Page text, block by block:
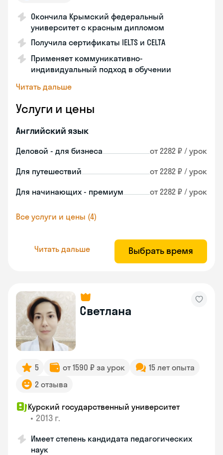
Окончила Крымский федеральный
университет с красным дипломом
Получила сертификаты IELTS и CELTA
Применяет коммуникативно-
индивидуальный подход в обучении
Читать дальше
Услуги и цены
Английский язык
Деловой - для бизнеса от 2282 ₽ / урок
Для путешествий от 2282 ₽ / урок
Для начинающих - премиум от 2282 ₽ / урок
Все услуги и цены (4)
Читать дальше Выбрать время
Светлана
5 от 1590 ₽ за урок
15 лет опыта
2 отзыва
Курский государственный университет
• 2013 г.
Имеет степень кандидата педагогических
наук